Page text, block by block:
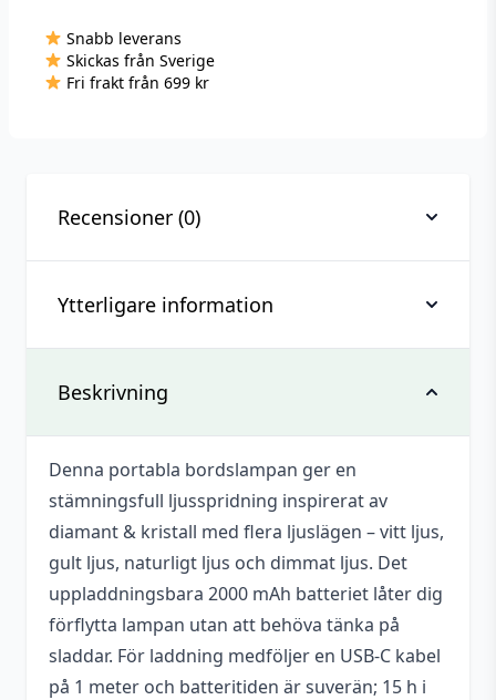
Svart
mängd
Snabb leverans
Skickas från Sverige
Fri frakt från 699 kr
Beskrivning
Denna portabla bordslampan ger en
stämningsfull ljusspridning inspirerat av
diamant & kristall med flera ljuslägen – vitt ljus,
gult ljus, naturligt ljus och dimmat ljus. Det
uppladdningsbara 2000 mAh batteriet låter dig
förflytta lampan utan att behöva tänka på
sladdar. För laddning medföljer en USB-C kabel
på 1 meter och batteritiden är suverän; 15 h i
Ytterligare information
Vikt
Dimensioner
155 × 146 × 259 mm
Laddas via
USB-C (DC 5V)
Nätadapter
medföljer
Nej
Mått 230x120x120 mm
Recensioner (0)
Recensioner
Det finns inga recensioner än.
Bli först med att recensera ”Portabel
bordslampa – Svart”
Du måste varainloggadför att skriva en
recension.